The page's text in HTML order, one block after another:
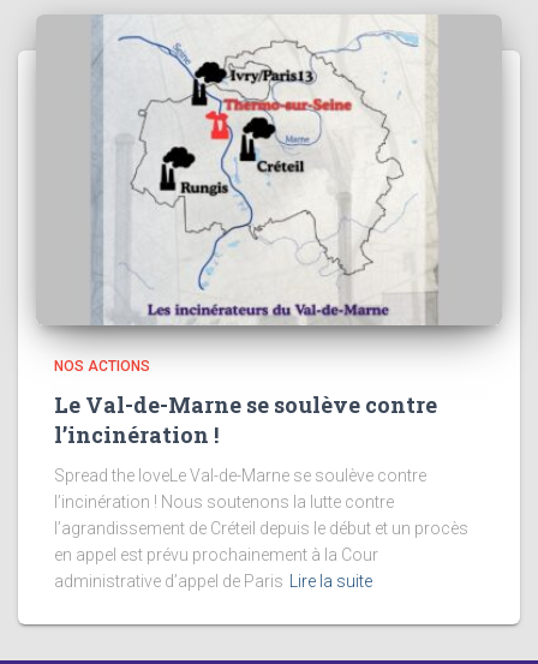
NOS ACTIONS
Le Val-de-Marne se soulève contre
l’incinération !
Spread the loveLe Val-de-Marne se soulève contre
l’incinération ! Nous soutenons la lutte contre
l’agrandissement de Créteil depuis le début et un procès
en appel est prévu prochainement à la Cour
administrative d’appel de Paris
Lire la suite